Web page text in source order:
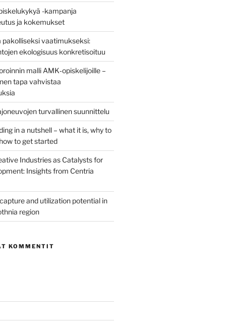
-kampanja
ja kokemukset
pakolliseksi vaatimukseksi:
ekologisuus konkretisoituu
malli AMK‑opiskelijoille –
tapa vahvistaa
turvallinen suunnittelu
in a nutshell – what it is, why to
to get started
Industries as Catalysts for
Insights from Centria
and utilization potential in
region
KOMMENTIT